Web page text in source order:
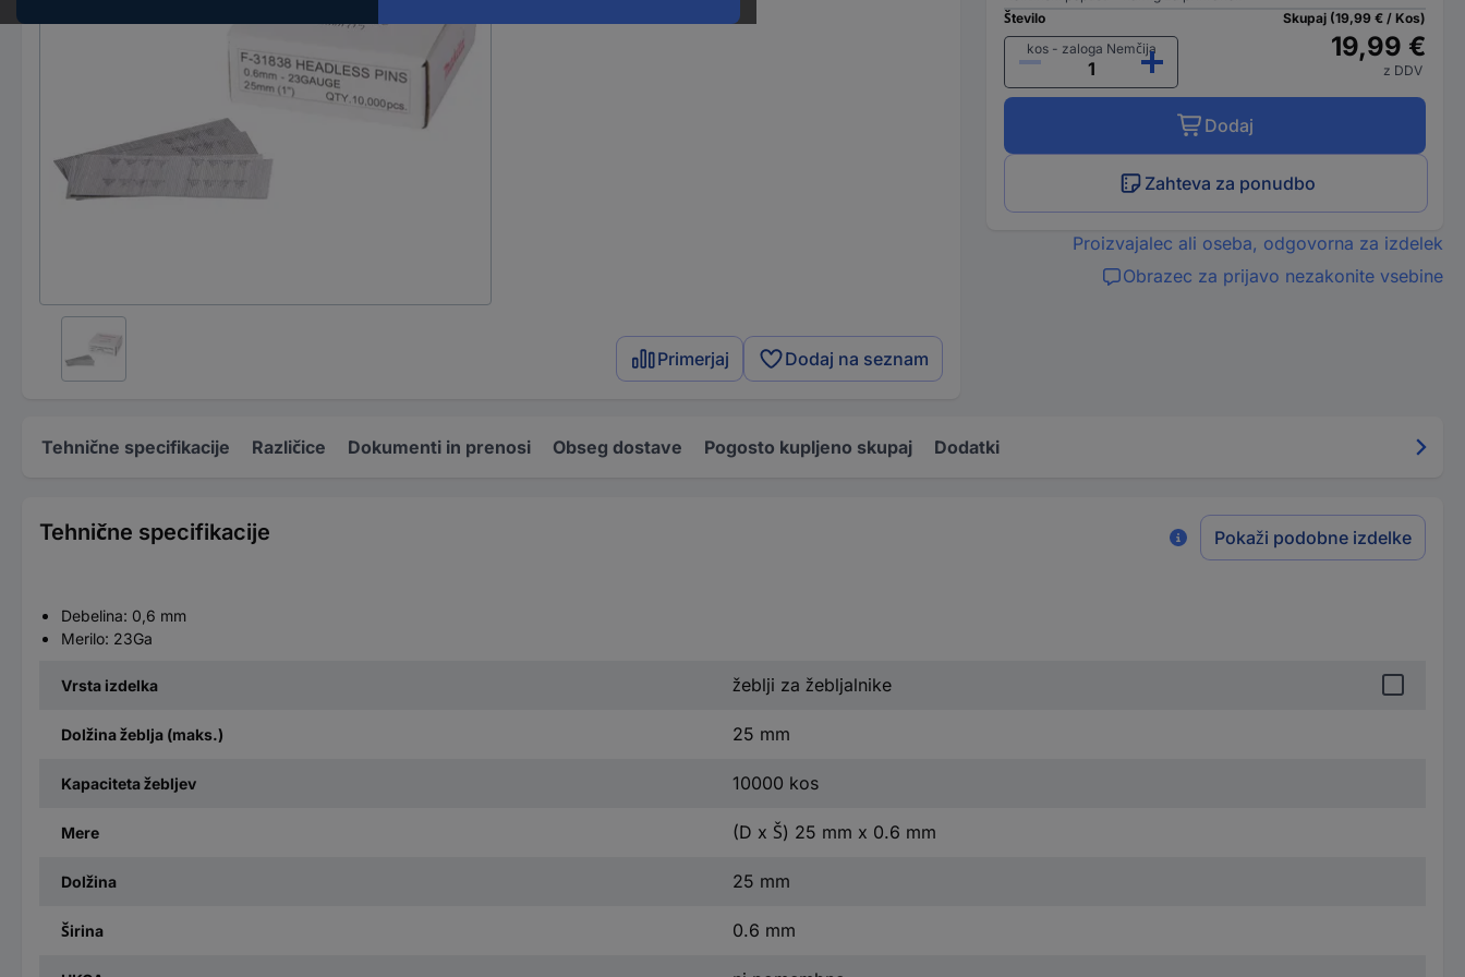
Primerjaj Dodaj na seznam
Število
kos - zaloga Nemčija
Skupaj (19,99 € / Kos)
19,99 €
z DDV
Dodaj
Zahteva za ponudbo
Proizvajalec ali oseba, odgovorna za izdelek
Obrazec za prijavo nezakonite vsebine
Tehnične specifikacije Različice Dokumenti in prenosi Obseg dostave Pogosto kupljeno skupaj Dodatki
Tehnične specifikacije Pokaži podobne izdelke
Debelina: 0,6 mm
Merilo: 23Ga
Vrsta izdelka žeblji za žebljalnike
Dolžina žeblja (maks.) 25 mm
Kapaciteta žebljev 10000 kos
Mere (D x Š) 25 mm x 0.6 mm
Dolžina 25 mm
Širina 0.6 mm